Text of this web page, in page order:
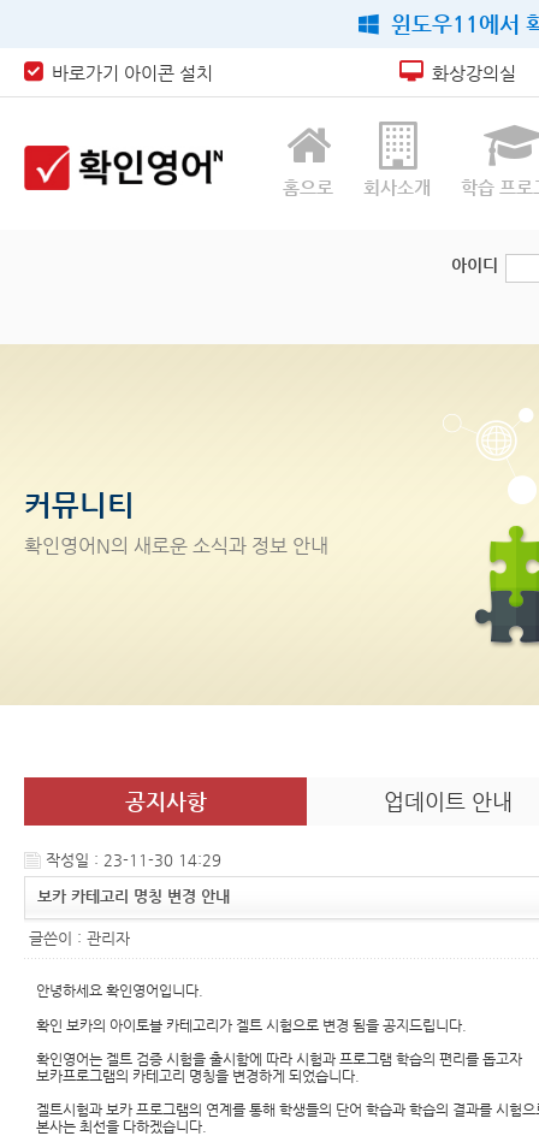
윈도우11에서
바로가기 아이콘 설치 화상강의실
홈으로 회사소개 학습 프로
아이디
커뮤니티
확인영어 N의 새로운 소식과 정보 안내
공지사항 업데이트 안내
작성일 : 23-11-30 14:29
보카 카테고리 명칭 변경 안내
글쓴이 : 관리자
안녕하세요 확인영어입니다.
확인 보카의 아이토블 카테고리가 겔트 시험으로 변경 됨을 공지드립니다.
확인영어는 겔트 검증 시험을 출시함에 따라 시험과 프로그램 학습의 편리를 돕고자
보카프로그램의 카테고리 명칭을 변경하게 되었습니다.
겔트시험과 보카 프로그램의 연계를 통해 학생들의 단어 학습과 학습의 결과를 시험
본사는 최선을 다하겠습니다.